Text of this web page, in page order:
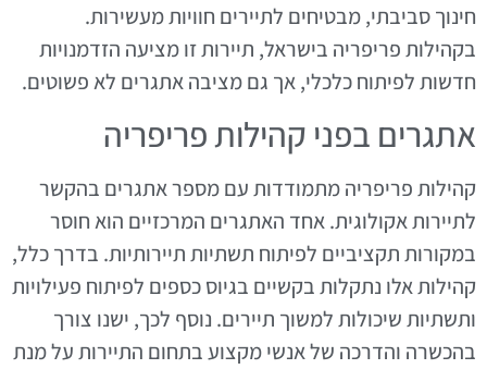
חינוך סביבתי, מבטיחים לתיירים חוויות מעשירות.
בקהילות פריפריה בישראל, תיירות זו מציעה הזדמנויות
חדשות לפיתוח כלכלי, אך גם מציבה אתגרים לא פשוטים.
אתגרים בפני קהילות פריפריה
קהילות פריפריה מתמודדות עם מספר אתגרים בהקשר
לתיירות אקולוגית. אחד האתגרים המרכזיים הוא חוסר
במקורות תקציביים לפיתוח תשתיות תיירותיות. בדרך כלל,
קהילות אלו נתקלות בקשיים בגיוס כספים לפיתוח פעילויות
ותשתיות שיכולות למשוך תיירים. נוסף לכך, ישנו צורך
בהכשרה והדרכה של אנשי מקצוע בתחום התיירות על מנת